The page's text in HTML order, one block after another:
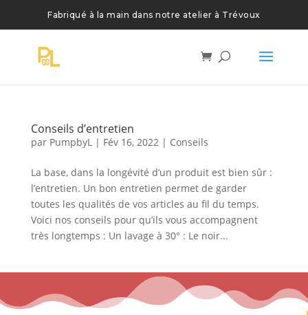
Conseils d’entretien
par PumpbyL| Fév 16, 2022| Conseils
La base, dans la longévité d’un produit est bien sûr :
l’entretien. Un bon entretien permet de garder
toutes les qualités de vos articles au fil du temps.
Voici nos conseils pour qu’ils vous accompagnent
très longtemps : Un lavage à 30° : Le noir...